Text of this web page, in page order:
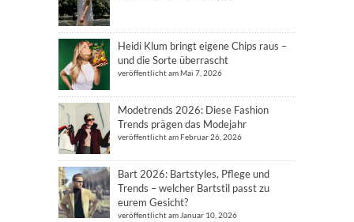
Heidi Klum bringt eigene Chips raus –
und die Sorte überrascht
veröffentlicht am Mai 7, 2026
Modetrends 2026: Diese Fashion
Trends prägen das Modejahr
veröffentlicht am Februar 26, 2026
Bart 2026: Bartstyles, Pflege und
Trends – welcher Bartstil passt zu
eurem Gesicht?
veröffentlicht am Januar 10, 2026